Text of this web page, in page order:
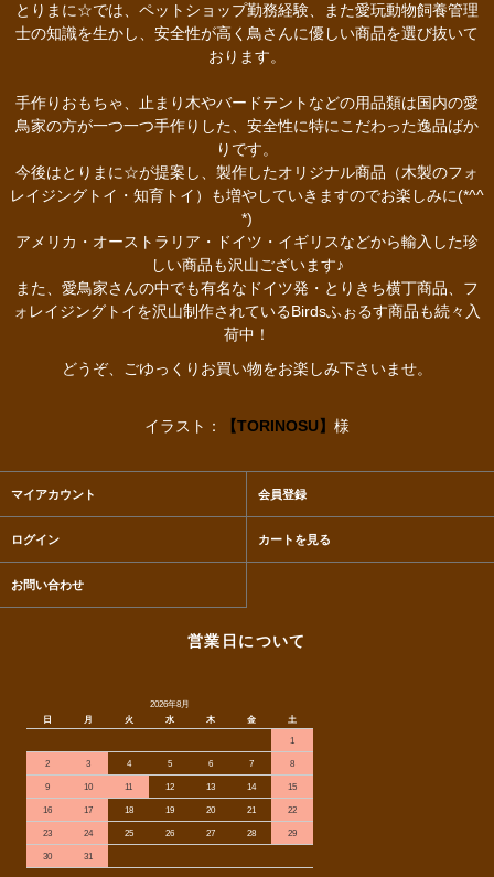
とりまに☆では、ペットショップ勤務経験、また愛玩動物飼養管理
士の知識を生かし、安全性が高く鳥さんに優しい商品を選び抜いて
おります。
手作りおもちゃ、止まり木やバードテントなどの用品類は国内の愛
鳥家の方が一つ一つ手作りした、安全性に特にこだわった逸品ばか
りです。
今後はとりまに☆が提案し、製作したオリジナル商品（木製のフォ
レイジングトイ・知育トイ）も増やしていきますのでお楽しみに(*^^
*)
アメリカ・オーストラリア・ドイツ・イギリスなどから輸入した珍
しい商品も沢山ございます♪
また、愛鳥家さんの中でも有名なドイツ発・とりきち横丁商品、フ
ォレイジングトイを沢山制作されているBirdsふぉるす商品も続々入
荷中！
どうぞ、ごゆっくりお買い物をお楽しみ下さいませ。
イラスト： 【TORINOSU】 様
マイアカウント 会員登録
ログイン カートを見る
お問い合わせ
営業日について
2026年8月
日
月 火 水 木 金
土
1
2 3 4 5 6 7 8
9 10 11 12 13 14 15
16 17 18 19 20 21 22
23 24 25 26 27 28 29
30 31